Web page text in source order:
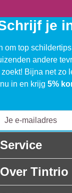
je
om top
andere
Bijna net zo
nu in en krijg 5%
Service
Over Tintrio